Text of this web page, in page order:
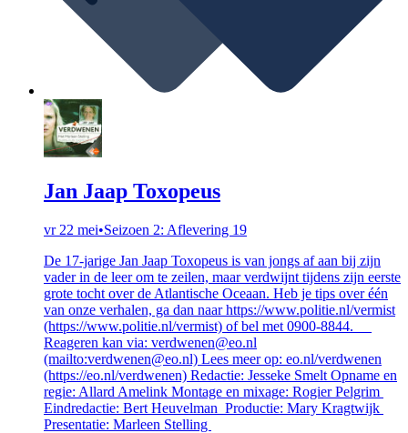
Jan Jaap Toxopeus
vr 22 mei•Seizoen 2: Aflevering 19
De 17-jarige Jan Jaap Toxopeus is van jongs af aan bij zijn
vader in de leer om te zeilen, maar verdwijnt tijdens zijn eerste
grote tocht over de Atlantische Oceaan. Heb je tips over één
van onze verhalen, ga dan naar https://www.politie.nl/vermist
(https://www.politie.nl/vermist) of bel met 0900-8844.
Reageren kan via: verdwenen@eo.nl
(mailto:verdwenen@eo.nl) Lees meer op: eo.nl/verdwenen
(https://eo.nl/verdwenen) Redactie: Jesseke Smelt Opname en
regie: Allard Amelink Montage en mixage: Rogier Pelgrim
Eindredactie: Bert Heuvelman Productie: Mary Kragtwijk
Presentatie: Marleen Stelling